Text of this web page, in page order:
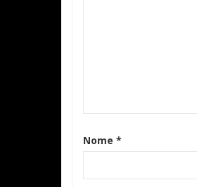
Nome *